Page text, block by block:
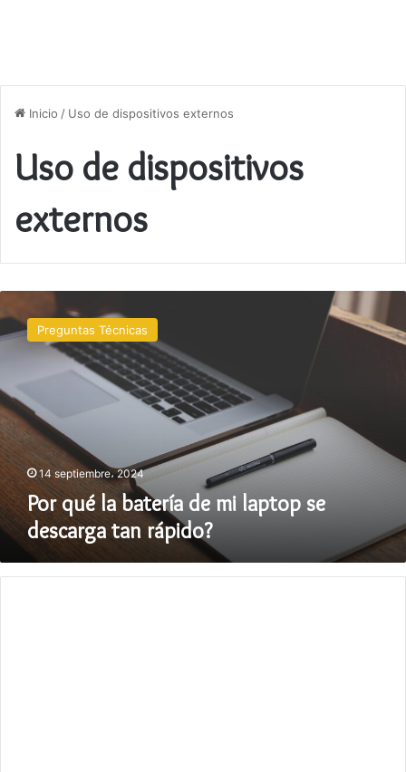
Inicio / Uso de dispositivos externos
Uso de dispositivos
externos
qué
la
mi
laptop
descarga
rápido?
Preguntas Técnicas
14 septiembre، 2024
Por qué la batería de mi laptop se
descarga tan rápido?